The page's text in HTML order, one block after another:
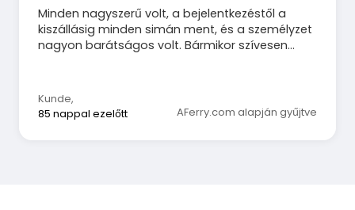
Minden nagyszerű volt, a bejelentkezéstől a
kiszállásig minden simán ment, és a személyzet
nagyon barátságos volt. Bármikor szívesen
ággyal felszerelt kabinok is, amelyeket jobban
szerettünk volna.
Kunde,
85 nappal ezelőtt
AFerry.com alapján gyűjtve